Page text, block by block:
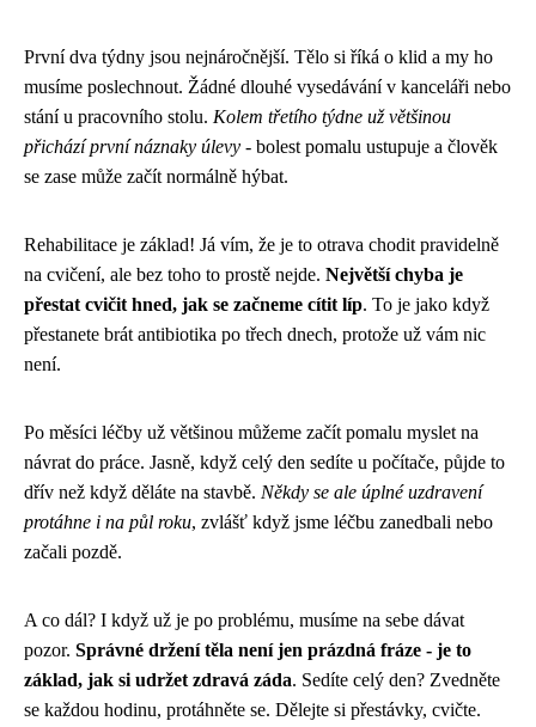
První dva týdny jsou nejnáročnější. Tělo si říká o klid a my ho
musíme poslechnout. Žádné dlouhé vysedávání v kanceláři nebo
stání u pracovního stolu. Kolem třetího týdne už většinou
přichází první náznaky úlevy - bolest pomalu ustupuje a člověk
se zase může začít normálně hýbat.
Rehabilitace je základ! Já vím, že je to otrava chodit pravidelně
na cvičení, ale bez toho to prostě nejde. Největší chyba je
přestat cvičit hned, jak se začneme cítit líp. To je jako když
přestanete brát antibiotika po třech dnech, protože už vám nic
není.
Po měsíci léčby už většinou můžeme začít pomalu myslet na
návrat do práce. Jasně, když celý den sedíte u počítače, půjde to
dřív než když děláte na stavbě. Někdy se ale úplné uzdravení
protáhne i na půl roku, zvlášť když jsme léčbu zanedbali nebo
začali pozdě.
A co dál? I když už je po problému, musíme na sebe dávat
pozor. Správné držení těla není jen prázdná fráze - je to
základ, jak si udržet zdravá záda. Sedíte celý den? Zvedněte
se každou hodinu, protáhněte se. Dělejte si přestávky, cvičte.